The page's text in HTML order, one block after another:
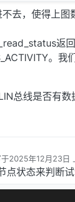
去，使得上图
返
。我
总线是否有数
2025年12月23日
由 编辑
状态来判断试